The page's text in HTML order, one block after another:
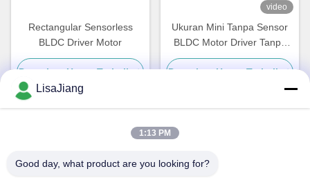
Rectangular Sensorless
BLDC Driver Motor
Dapatkan Harga Terbaik
video
Ukuran Mini Tanpa Sensor
BLDC Motor Driver Tanpa
Perumahan Dan Heatsink
Dapatkan Harga Terbaik
LisaJiang
1:13 PM
Good day, what product are you looking for?